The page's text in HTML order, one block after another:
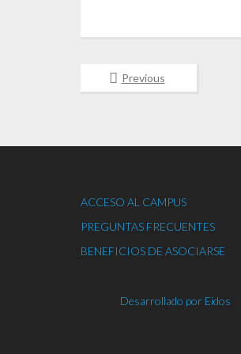
Previous
ACCESO AL CAMPUS
PREGUNTAS FRECUENTES
BENEFICIOS DE ASOCIARSE
Desarrollado por Eidos